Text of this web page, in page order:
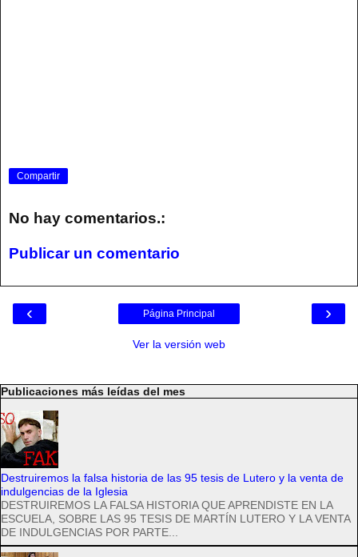
Compartir
No hay comentarios.:
Publicar un comentario
‹ ›
Página Principal
Ver la versión web
Publicaciones más leídas del mes
Destruiremos la falsa historia de las 95 tesis de Lutero y la venta de
indulgencias de la Iglesia
DESTRUIREMOS LA FALSA HISTORIA QUE APRENDISTE EN LA
ESCUELA, SOBRE LAS 95 TESIS DE MARTÍN LUTERO Y LA VENTA
DE INDULGENCIAS POR PARTE...